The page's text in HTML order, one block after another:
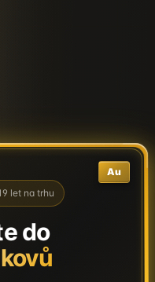
Au
let na trhu
do